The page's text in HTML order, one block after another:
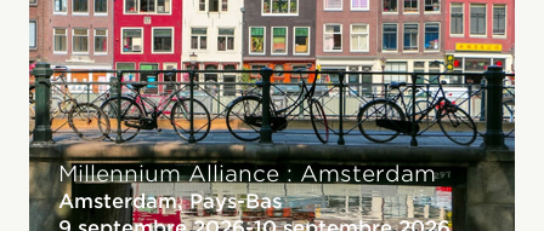
Millennium Alliance : Amsterdam
Amsterdam, Pays-Bas